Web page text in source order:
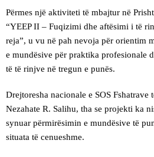
Përmes një aktiviteti të mbajtur në
“YEEP II – Fuqizimi dhe aftësimi i të
reja”, u vu në pah nevoja për orientim
e mundësive për praktika profesionale
të të rinjve në tregun e punës.
Drejtoresha nacionale e SOS Fshatrave
Nezahate R. Salihu, tha se projekti ka
synuar përmirësimin e mundësive të
situata të cenueshme.